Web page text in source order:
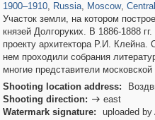
1900–1910, Russia, Moscow,
Участок земли, на котором
князей Долгоруких. В 1886-1888
проекту архитектора Р.И.
нем проходили собрания
многие представители московской
Shooting location address:
Shooting direction:  east
Watermark signature:
uploaded by